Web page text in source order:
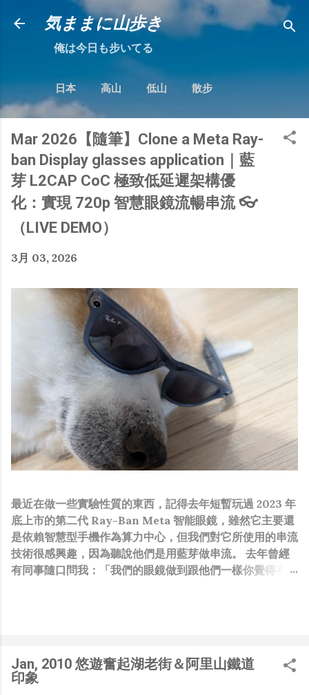
跳到主要內容
気ままに山歩き
俺は今日も步いてる
日本 高山 低山 散步
Mar 2026【隨筆】Clone a Meta Ray-
ban Display glasses application｜藍
芽 L2CAP CoC 極致低延遲架構優
化：實現 720p 智慧眼鏡流暢串流 👓
（LIVE DEMO）
3月 03, 2026
最近在做一些實驗性質的東西，記得去年短暫玩過 2023 年
底上市的第二代 Ray-Ban Meta 智能眼鏡，雖然它主要還
是依賴智慧型手機作為算力中心，但我們對它所使用的串流
技術很感興趣，因為聽說他們是用藍芽做串流。 去年曾經
有同事隨口問我：「我們的眼鏡做到跟他們一樣你覺得有可
人，那我還在這幹嘛？？？（笑）” 也記得更久以前，當我
們還在研究那個眼鏡時，常聽到像是：『 他們不知道用了
什麼黑科技 』，這類沒有建設性、不應該從 RD 嘴裡說出
Jan, 2010 悠遊奮起湖老街＆阿里山鐵道
印象